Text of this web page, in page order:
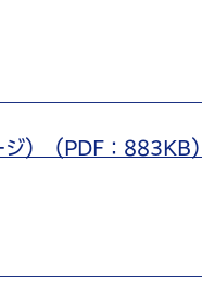
）（PDF：883KB）